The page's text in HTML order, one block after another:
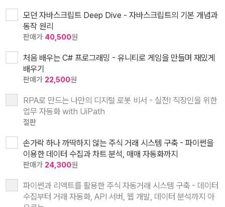
모던 자바스크립트 Deep Dive - 자바스크립트의 기본 개념과
동작 원리
판매가 40,500원
처음 배우는 C# 프로그래밍 - 유니티로 게임을 만들며 재밌게
배우기
판매가 22,500원
RPA로 만드는 나만의 디지털 로봇 비서 - 실전! 직장인을 위한
업무 자동화 with UiPath
절판
손가락 하나 까딱하지 않는 주식 거래 시스템 구축 - 파이썬을
이용한 데이터 수집과 차트 분석, 매매 자동화까지
판매가 24,300원
파이썬과 리액트를 활용한 주식 자동거래 시스템 구축 - 데이터
수집부터 거래 자동화, API 서버, 웹 개발, 데이터 분석까지 아